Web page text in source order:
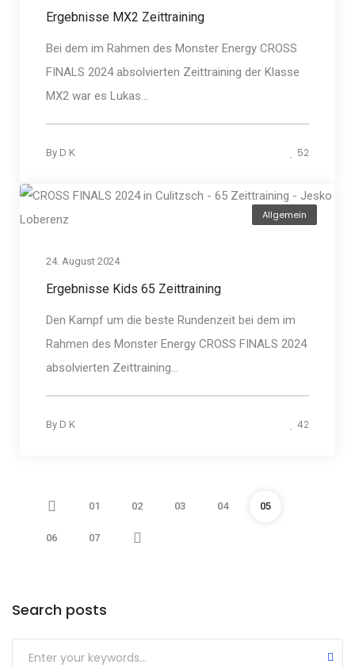
Ergebnisse MX2 Zeittraining
Bei dem im Rahmen des Monster Energy CROSS
FINALS 2024 absolvierten Zeittraining der Klasse
MX2 war es Lukas...
By D K 52
Allgemein
24. August 2024
Ergebnisse Kids 65 Zeittraining
Den Kampf um die beste Rundenzeit bei dem im
Rahmen des Monster Energy CROSS FINALS 2024
absolvierten Zeittraining...
By D K 42
01 02 03 04 05
06 07
Search posts